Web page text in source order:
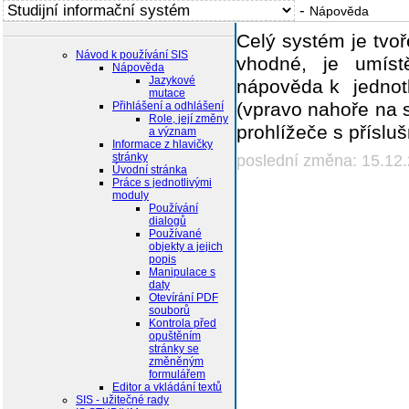
- Nápověda
Návod k používání SIS
Nápověda
Jazykové
mutace
Přihlášení a odhlášení
Role, její změny
a význam
Informace z hlavičky
stránky
Úvodní stránka
Práce s jednotlivými
moduly
Používání
dialogů
Používané
objekty a jejich
popis
Manipulace s
daty
Otevírání PDF
souborů
Kontrola před
opuštěním
stránky se
změněným
formulářem
Editor a vkládání textů
SIS - užitečné rady
Celý systém je
vhodné, je
nápověda k
(vpravo nahoře na
prohlížeče s
poslední změna: